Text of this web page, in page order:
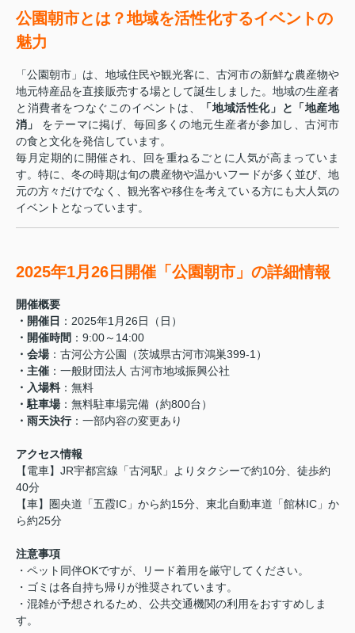
公園朝市とは？地域を活性化するイベントの
魅力
「公園朝市」は、地域住民や観光客に、古河市の新鮮な農産物や
地元特産品を直接販売する場として誕生しました。地域の生産者
と消費者をつなぐこのイベントは、
「地域活性化」と「地産地
消」
をテーマに掲げ、毎回多くの地元生産者が参加し、古河市
の食と文化を発信しています。
毎月定期的に開催され、回を重ねるごとに人気が高まっていま
す。特に、冬の時期は旬の農産物や温かいフードが多く並び、地
元の方々だけでなく、観光客や移住を考えている方にも大人気の
イベントとなっています。
2025年1月26日開催「公園朝市」の詳細情報
開催概要
・開催日 ：2025年1月26日（日）
・開催時間 ：9:00～14:00
・会場：古河公方公園（茨城県古河市鴻巣399-1）
・主催 ：一般財団法人 古河市地域振興公社
・入場料：無料
・駐車場：無料駐車場完備（約800台）
・雨天決行：一部内容の変更あり
アクセス情報
【電車】JR宇都宮線「古河駅」よりタクシーで約10分、徒歩約
40分
【車】圏央道「五霞IC」から約15分、東北自動車道「館林IC」か
ら約25分
注意事項
・ペット同伴OKですが、リード着用を厳守してください。
・ゴミは各自持ち帰りが推奨されています。
・混雑が予想されるため、公共交通機関の利用をおすすめしま
す。